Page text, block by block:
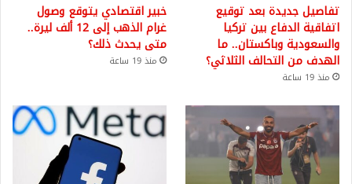
تفاصيل جديدة بعد توقيع
اتفاقية الدفاع بين تركيا
والسعودية وباكستان.. ما
الهدف من التحالف الثلاثي؟
منذ 19 ساعة
خبير اقتصادي يتوقع وصول
غرام الذهب إلى 12 ألف ليرة..
متى يحدث ذلك؟
منذ 19 ساعة